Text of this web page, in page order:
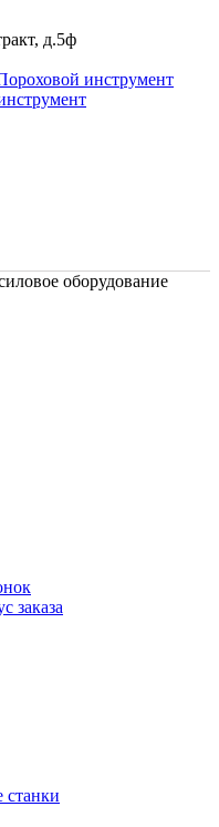
д.5ф
инструмент
оборудование
заказа